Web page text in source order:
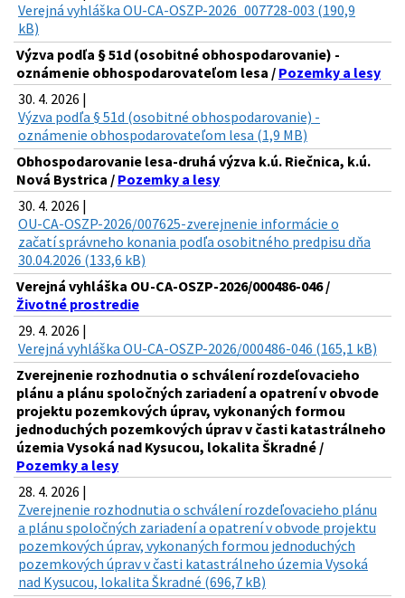
Verejná vyhláška OU-CA-OSZP-2026_007728-003 (190,9
kB)
Výzva podľa § 51d (osobitné obhospodarovanie) -
oznámenie obhospodarovateľom lesa / Pozemky a lesy
30. 4. 2026 |
Výzva podľa § 51d (osobitné obhospodarovanie) -
oznámenie obhospodarovateľom lesa (1,9 MB)
Obhospodarovanie lesa-druhá výzva k.ú. Riečnica, k.ú.
Nová Bystrica / Pozemky a lesy
30. 4. 2026 |
OU-CA-OSZP-2026/007625-zverejnenie informácie o
začatí správneho konania podľa osobitného predpisu dňa
30.04.2026 (133,6 kB)
Verejná vyhláška OU-CA-OSZP-2026/000486-046 /
Životné prostredie
29. 4. 2026 |
Verejná vyhláška OU-CA-OSZP-2026/000486-046 (165,1 kB)
Zverejnenie rozhodnutia o schválení rozdeľovacieho
plánu a plánu spoločných zariadení a opatrení v obvode
projektu pozemkových úprav, vykonaných formou
jednoduchých pozemkových úprav v časti katastrálneho
územia Vysoká nad Kysucou, lokalita Škradné /
Pozemky a lesy
28. 4. 2026 |
Zverejnenie rozhodnutia o schválení rozdeľovacieho plánu
a plánu spoločných zariadení a opatrení v obvode projektu
pozemkových úprav, vykonaných formou jednoduchých
pozemkových úprav v časti katastrálneho územia Vysoká
nad Kysucou, lokalita Škradné (696,7 kB)